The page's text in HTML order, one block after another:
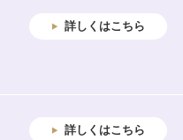
詳しくはこちら
詳しくはこちら